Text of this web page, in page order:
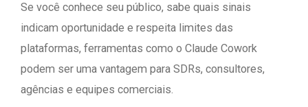
Se você conhece seu público, sabe quais sinais
indicam oportunidade e respeita limites das
plataformas, ferramentas como o Claude Cowork
podem ser uma vantagem para SDRs, consultores,
agências e equipes comerciais.